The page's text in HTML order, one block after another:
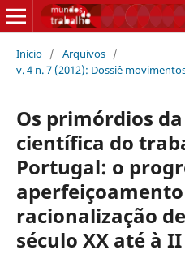
Início / Arquivos /
v. 4 n. 7 (2012): Dossiê
Os primórdios
científica do
Portugal: o
racionalização
século XX até à